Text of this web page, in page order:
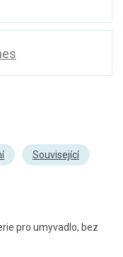
Související
pro umyvadlo, bez